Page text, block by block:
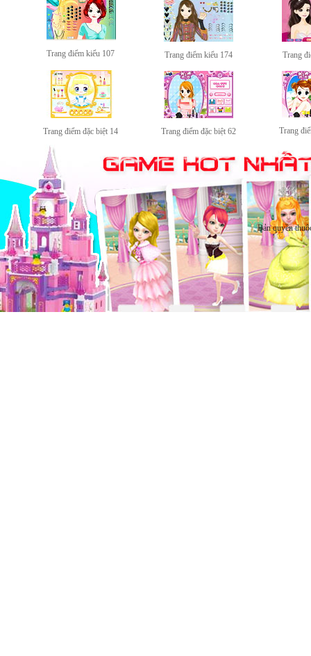
Trang điểm kiểu 107 Trang điểm kiểu 174 Trang
Trang điểm đặc biệt 14 Trang điểm đặc biệt 62 Trang
Bản quyền